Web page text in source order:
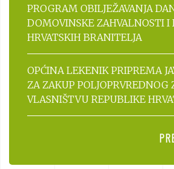
PROGRAM OBILJEŽAVANJA
DOMOVINSKE ZAHVALNOSTI I
HRVATSKIH BRANITELJA
OPĆINA LEKENIK PRIPREMA
ZA ZAKUP POLJOPRVREDNOG
VLASNIŠTVU REPUBLIKE